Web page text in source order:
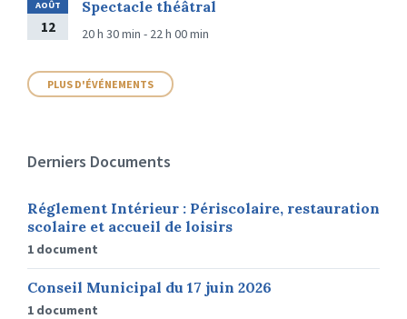
AOÛT
12
Spectacle théâtral
20 h 30 min - 22 h 00 min
PLUS D'ÉVÉNEMENTS
Derniers Documents
Réglement Intérieur : Périscolaire, restauration
scolaire et accueil de loisirs
1 document
Conseil Municipal du 17 juin 2026
1 document